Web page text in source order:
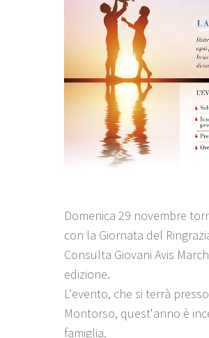
Domenica 29 novembre
con la Giornata del
Consulta Giovani Avis
edizione.
L'evento, che si terrà
Montorso, quest'anno è
famiglia.